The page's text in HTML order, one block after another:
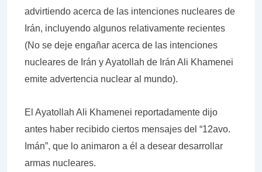
advirtiendo acerca de las intenciones nucleares de
Irán, incluyendo algunos relativamente recientes
(No se deje engañar acerca de las intenciones
nucleares de Irán y Ayatollah de Irán Ali Khamenei
emite advertencia nuclear al mundo).
El Ayatollah Ali Khamenei reportadamente dijo
antes haber recibido ciertos mensajes del “12avo.
Imán”, que lo animaron a él a desear desarrollar
armas nucleares.